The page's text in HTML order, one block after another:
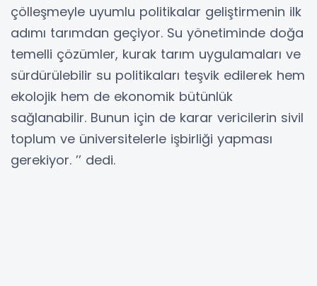
çölleşmeyle uyumlu politikalar geliştirmenin ilk
adımı tarımdan geçiyor. Su yönetiminde doğa
temelli çözümler, kurak tarım uygulamaları ve
sürdürülebilir su politikaları teşvik edilerek hem
ekolojik hem de ekonomik bütünlük
sağlanabilir. Bunun için de karar vericilerin sivil
toplum ve üniversitelerle işbirliği yapması
gerekiyor. ’’ dedi.